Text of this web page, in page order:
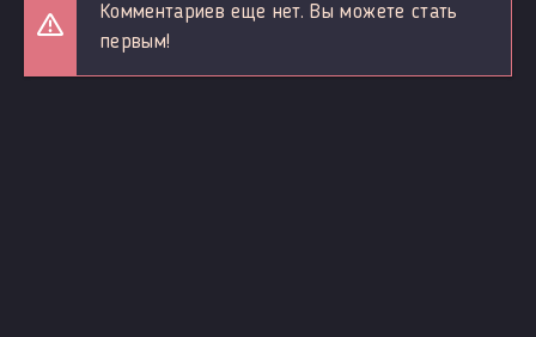
Комментариев еще нет. Вы можете стать
первым!